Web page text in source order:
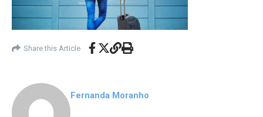
Share this Article
Fernanda Moranho